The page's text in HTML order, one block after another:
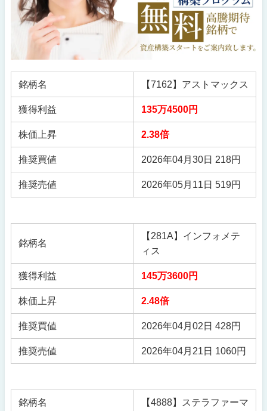
銘柄名 【7162】アストマックス
獲得利益 135万4500円
株価上昇 2.38倍
推奨買値 2026年04月30日 218円
推奨売値 2026年05月11日 519円
銘柄名
【281A】インフォメテ
ィス
獲得利益 145万3600円
株価上昇 2.48倍
推奨買値 2026年04月02日 428円
推奨売値 2026年04月21日 1060円
銘柄名 【4888】ステラファーマ